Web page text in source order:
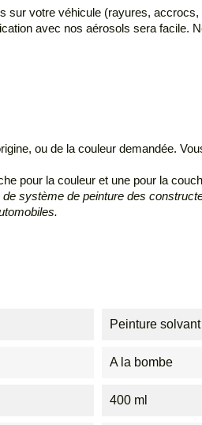
sur votre véhicule (rayures,
avec nos aérosols sera facile.
ou de la couleur demandée.
pour la couleur et une pour la
système de peinture des
Peinture solvant
A la bombe
400 ml